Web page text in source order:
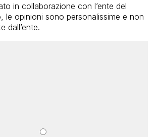
in collaborazione con l’ente del
le opinioni sono personalissime e non
dall’ente.